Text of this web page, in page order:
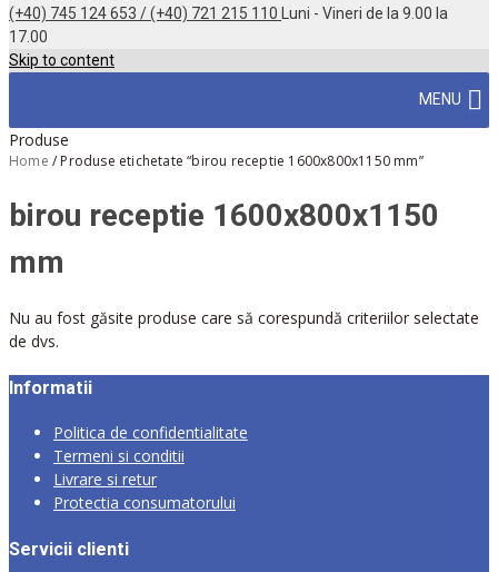
(+40) 745 124 653 / (+40) 721 215 110
Luni - Vineri de la 9.00 la
17.00
Skip to content
MENU
Produse
Home / Produse etichetate “birou receptie 1600x800x1150 mm”
birou receptie 1600x800x1150
mm
Nu au fost găsite produse care să corespundă criteriilor selectate
de dvs.
Informatii
Politica de confidentialitate
Termeni si conditii
Livrare si retur
Protectia consumatorului
Servicii clienti